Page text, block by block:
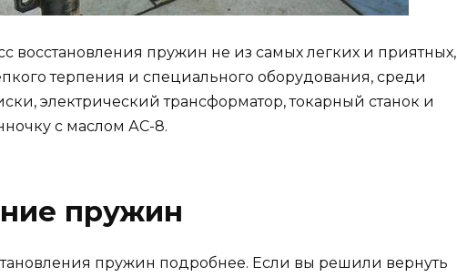
восстановления пружин не из самых легких и приятных,
терпения и специального оборудования, среди
электрический трансформатор, токарный станок и
с маслом АС-8.
пружин
пружин подробнее. Если вы решили вернуть